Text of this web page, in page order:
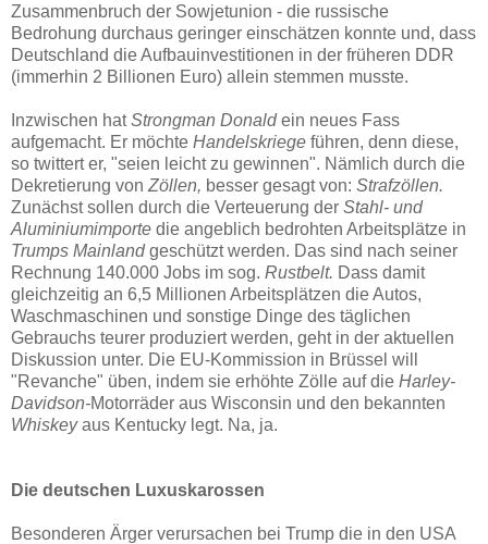
Zusammenbruch der Sowjetunion - die russische
Bedrohung durchaus geringer einschätzen konnte und, dass
Deutschland die Aufbauinvestitionen in der früheren DDR
(immerhin 2 Billionen Euro) allein stemmen musste.
Inzwischen hatStrongman Donaldein neues Fass
aufgemacht. Er möchte Handelskriege führen, denn diese,
so twittert er, "seien leicht zu gewinnen". Nämlich durch die
Dekretierung von Zöllen, besser gesagt von: Strafzöllen.
Zunächst sollen durch die Verteuerung der Stahl- und
Aluminiumimporte die angeblich bedrohten Arbeitsplätze in
Trumps Mainlandgeschützt werden. Das sind nach seiner
Rechnung 140.000 Jobs im sog. Rustbelt. Dass damit
gleichzeitig an 6,5 Millionen Arbeitsplätzen die Autos,
Waschmaschinen und sonstige Dinge des täglichen
Gebrauchs teurer produziert werden, geht in der aktuellen
Diskussion unter. Die EU-Kommission in Brüssel will
"Revanche" üben, indem sie erhöhte Zölle auf die Harley-
Davidson-Motorräder aus Wisconsin und den bekannten
Whiskeyaus Kentucky legt. Na, ja.
Die deutschen Luxuskarossen
Besonderen Ärger verursachen bei Trump die in den USA